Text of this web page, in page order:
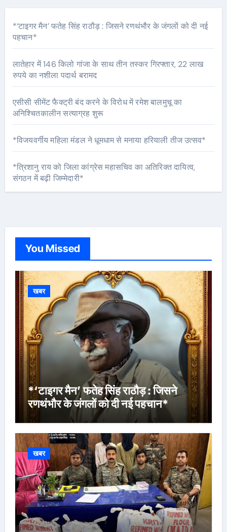
*‘टाइगर मैन’ फतेह सिंह राठौड़ : जिसने रणथंभौर के जंगलों को दी नई
पहचान*
लातेहार में 146 किलो गांजा के साथ तीन तस्कर गिरफ्तार, 22 लाख
रुपये का नशीला पदार्थ बरामद
एसीसी सीमेंट फैक्ट्री बंद करने के विरोध में रमेश बालमुचू का
अनिश्चितकालीन सत्याग्रह शुरू
*विजयवर्गीय महिला मंडल ने धूमधाम से मनाया हरियाली तीज उत्सव*
*त्रिशानु राय को जिला कांग्रेस महासचिव का अतिरिक्त दायित्व,
संगठन में बढ़ी जिम्मेदारी*
You Missed
खबर
*‘टाइगर मैन’ फतेह सिंह राठौड़ : जिसने
रणथंभौर के जंगलों को दी नई पहचान*
खबर